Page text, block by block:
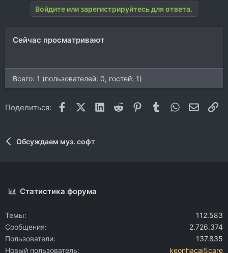
Войдите или зарегистрируйтесь для ответа.
Сейчас просматривают
Всего: 1 (пользователей: 0, гостей: 1)
Поделиться: FacebookX (Twitter)
LinkedIn
Reddit Pinterest
Tumblr WhatsApp
Обсуждаем муз. софт
Статистика форума
Темы
112.583
Сообщения
2.726.374
Пользователи
137.835
Новый пользователь
keonhacai5care